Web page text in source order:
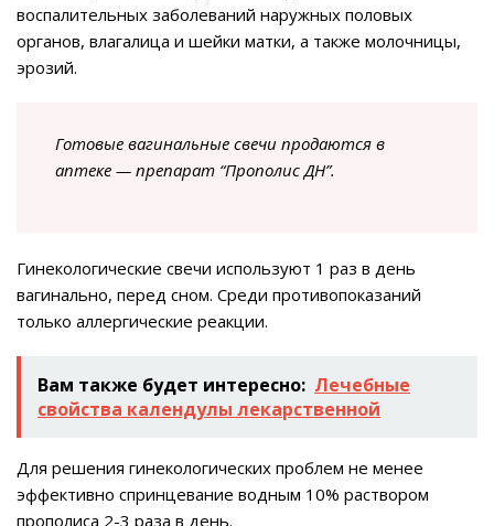
воспалительных заболеваний наружных половых
органов, влагалица и шейки матки, а также молочницы,
эрозий.
Готовые вагинальные свечи продаются в
аптеке — препарат “Прополис ДН”.
Гинекологические свечи используют 1 раз в день
вагинально, перед сном. Среди противопоказаний
только аллергические реакции.
Вам также будет интересно: Лечебные
свойства календулы лекарственной
Для решения гинекологических проблем не менее
эффективно спринцевание водным 10% раствором
прополиса 2-3 раза в день.